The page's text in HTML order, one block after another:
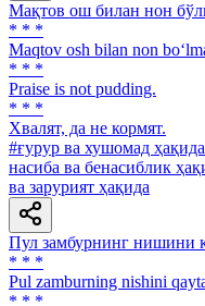
Мақтов ош билан нон
* * *
Maqtov osh bilan non
* * *
Praise is not pudding.
* * *
Хвалят, да не кормят.
#ғурур ва хушомад ҳақида
насиба ва бенасиблик
ва зарурият ҳақида
Пул замбурнинг нишини
* * *
Pul zamburning nishini
* * *